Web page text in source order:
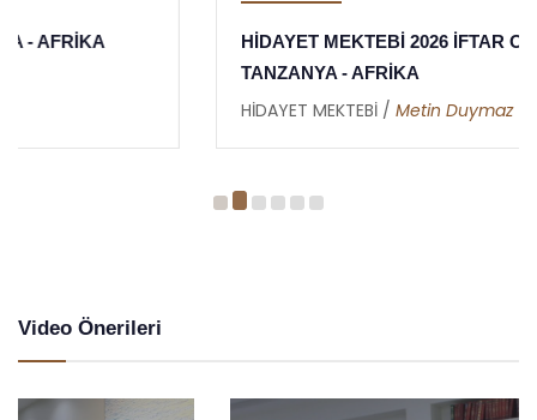
HİDAYET MEKTEBİ 2026 İFTAR ORGANİZASYONU -
Metin Duymaz
Video Önerileri